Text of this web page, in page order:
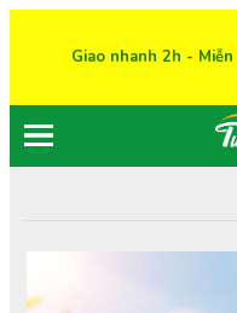
Giao nhanh 2h -